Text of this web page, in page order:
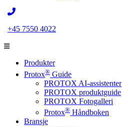
+45 7550 4022
Produkter
Protox® Guide
PROTOX AI-assistenter
PROTOX produktguide
PROTOX Fotogalleri
Protox® Håndboken
Bransje